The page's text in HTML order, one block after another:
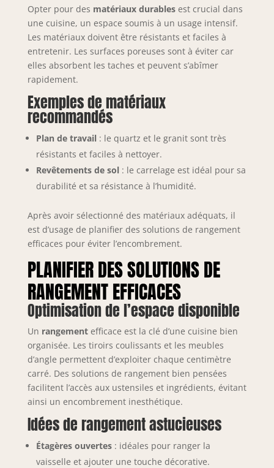
Opter pour des matériaux durablesest crucial dans
une cuisine, un espace soumis à un usage intensif.
Les matériaux doivent être résistants et faciles à
entretenir. Les surfaces poreuses sont à éviter car
elles absorbent les taches et peuvent s’abîmer
rapidement.
Exemples de matériaux
recommandés
Plan de travail: le quartz et le granit sont très
résistants et faciles à nettoyer.
Revêtements de sol: le carrelage est idéal pour sa
durabilité et sa résistance à l’humidité.
Après avoir sélectionné des matériaux adéquats, il
est d’usage de planifier des solutions de rangement
efficaces pour éviter l’encombrement.
PLANIFIER DES SOLUTIONS DE
RANGEMENT EFFICACES
Optimisation de l’espace disponible
Un rangementefficace est la clé d’une cuisine bien
organisée. Les tiroirs coulissants et les meubles
d’angle permettent d’exploiter chaque centimètre
carré. Des solutions de rangement bien pensées
facilitent l’accès aux ustensiles et ingrédients, évitant
ainsi un encombrement inesthétique.
Idées de rangement astucieuses
Étagères ouvertes: idéales pour ranger la
vaisselle et ajouter une touche décorative.